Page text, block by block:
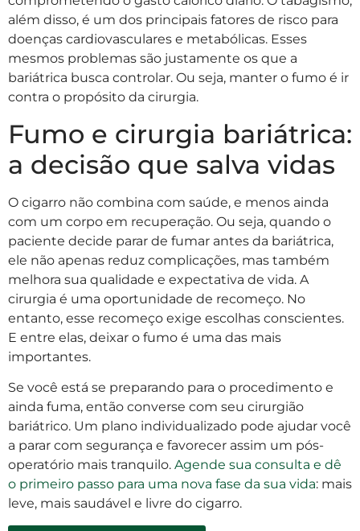
além disso, é um dos principais fatores de risco para
doenças cardiovasculares e metabólicas. Esses
mesmos problemas são justamente os que a
bariátrica busca controlar. Ou seja, manter o fumo é ir
contra o propósito da cirurgia.
Fumo e cirurgia bariátrica:
a decisão que salva vidas
O cigarro não combina com saúde, e menos ainda
com um corpo em recuperação. Ou seja, quando o
paciente decide parar de fumar antes da bariátrica,
ele não apenas reduz complicações, mas também
melhora sua qualidade e expectativa de vida. A
cirurgia é uma oportunidade de recomeço. No
entanto, esse recomeço exige escolhas conscientes.
E entre elas, deixar o fumo é uma das mais
importantes.
Se você está se preparando para o procedimento e
ainda fuma, então converse com seu cirurgião
bariátrico. Um plano individualizado pode ajudar você
a parar com segurança e favorecer assim um pós-
operatório mais tranquilo. Agende sua consulta e dê
o primeiro passo para uma nova fase da sua vida: mais
leve, mais saudável e livre do cigarro.